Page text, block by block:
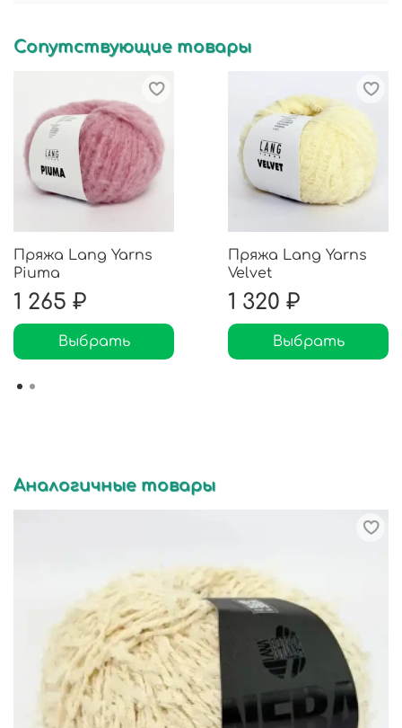
Сопутствующие товары
Пряжа Lang Yarns
Piuma
1 265 ₽
Выбрать
Пряжа Lang Yarns
Velvet
1 320 ₽
Выбрать
Аналогичные товары